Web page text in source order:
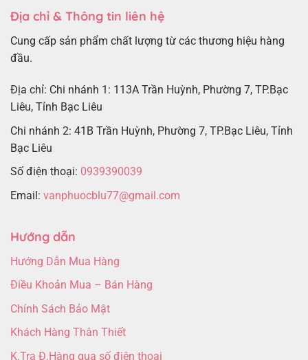
Địa chỉ & Thông tin liên hệ
Cung cấp sản phẩm chất lượng từ các thương hiệu hàng
đầu.
Địa chỉ: Chi nhánh 1: 113A Trần Huỳnh, Phường 7, TP.Bạc
Liêu, Tỉnh Bạc Liêu
Chi nhánh 2: 41B Trần Huỳnh, Phường 7, TP.Bạc Liêu, Tỉnh
Bạc Liêu
Số điện thoại: 0939390039
Email: vanphuocblu77@gmail.com
Hướng dẫn
Hướng Dẫn Mua Hàng
Điều Khoản Mua – Bán Hàng
Chính Sách Bảo Mật
Khách Hàng Thân Thiết
K.Tra Đ.Hàng qua số điện thoại